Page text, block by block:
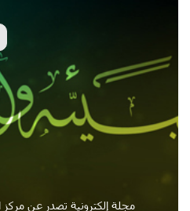
مجلة إلكترونية تصدر عن